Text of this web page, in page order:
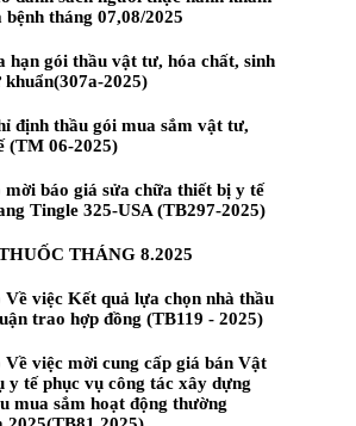
bệnh tháng 07,08/2025
hạn gói thầu vật tư, hóa chất, sinh
2025)
định thầu gói mua sắm vật tư,
(TM 06-2025)
mời báo giá sửa chữa thiết bị y tế
Tingle 325-USA (TB297-2025)
THÁNG 8.2025
Về việc Kết quả lựa chọn nhà thầu
trao hợp đồng (TB119 - 2025)
Về việc mời cung cấp giá bán Vật
y tế phục vụ công tác xây dựng
mua sắm hoạt động thường